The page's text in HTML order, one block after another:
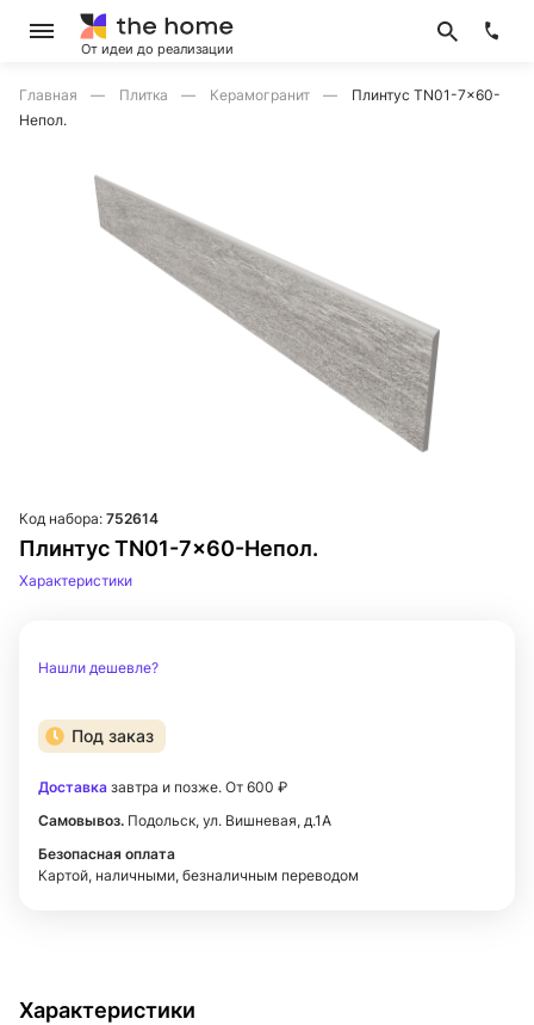
От идеи до реализации
Главная Плитка Керамогранит
Плинтус TN01-7x60-
Непол.
Плинтус TN01-7x60-Непол.
Код набора: 752614
Характеристики
Нашли дешевле?
Под заказ
Доставка завтра и позже. От 600 ₽
Самовывоз. Подольск, ул. Вишневая, д.1А
Безопасная оплата
Картой, наличными, безналичным переводом
Характеристики